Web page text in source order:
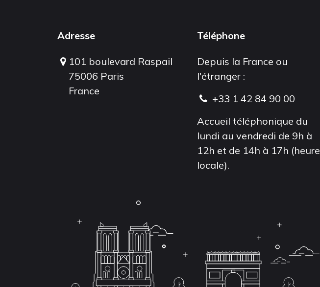
Adresse
101 boulevard Raspail
75006 Paris
France
Téléphone
Depuis la France ou
l'étranger :
+33 1 42 84 90 00
Accueil téléphonique du
lundi au vendredi de 9h à
12h et de 14h à 17h (heure
locale).